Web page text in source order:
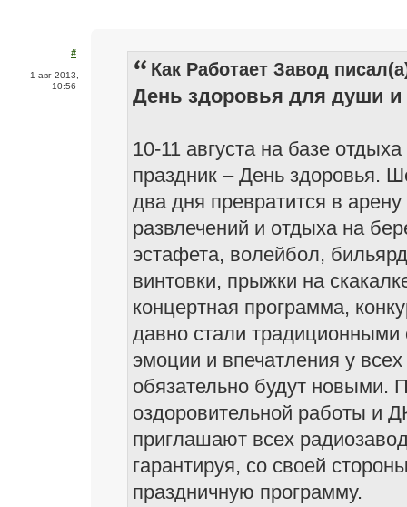
#
1 авг 2013,
10:56
Как Работает Завод
День здоровья для души и
10-11 августа на базе
праздник – День здоровья.
два дня превратится в
развлечений и отдыха на
эстафета, волейбол,
винтовки, прыжки на
концертная программа,
давно стали
эмоции и впечатления у
обязательно будут новыми.
оздоровительной работы и
приглашают всех
гарантируя, со своей
праздничную программу.